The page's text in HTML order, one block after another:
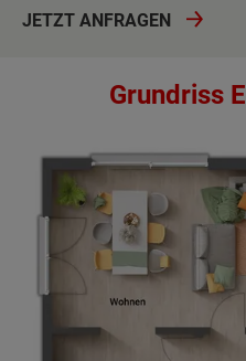
JETZT ANFRAGEN
Grundriss